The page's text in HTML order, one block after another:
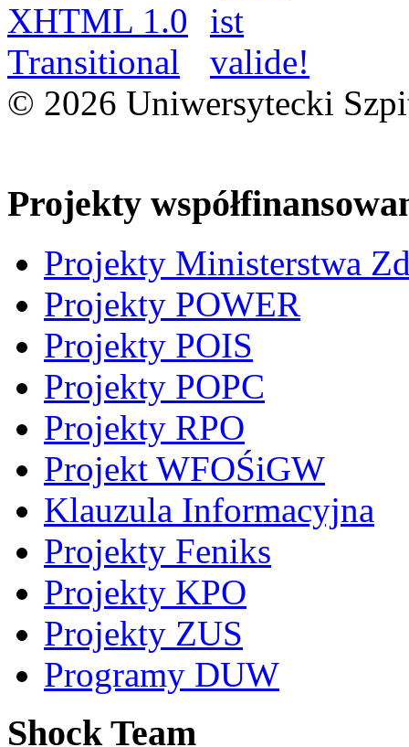
© 2026 Uniwersytecki
Projekty
Projekty Ministerstwa
Projekty POWER
Projekty POIS
Projekty POPC
Projekty RPO
Projekt WFOŚiGW
Klauzula Informacyjna
Projekty Feniks
Projekty KPO
Projekty ZUS
Programy DUW
Shock Team